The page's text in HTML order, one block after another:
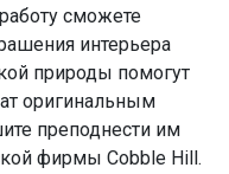
сможете
интерьера
природы помогут
оригинальным
преподнести им
фирмы Cobble Hill.